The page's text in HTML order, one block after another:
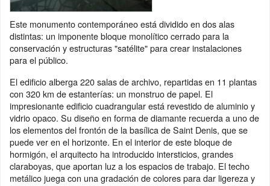
Este monumento contemporáneo está dividido en dos alas
distintas: un imponente bloque monolítico cerrado para la
conservación y estructuras "satélite" para crear instalaciones
para el público.
El edificio alberga 220 salas de archivo, repartidas en 11 plantas
con 320 km de estanterías: un monstruo de papel. El
impresionante edificio cuadrangular está revestido de aluminio y
vidrio opaco. Su diseño en forma de diamante recuerda a uno de
los elementos del frontón de la basílica de Saint Denis, que se
puede ver en el horizonte. En el interior de este bloque de
hormigón, el arquitecto ha introducido intersticios, grandes
claraboyas, que aportan luz a los espacios de trabajo. El techo
metálico juega con una gradación de colores para dar ligereza y